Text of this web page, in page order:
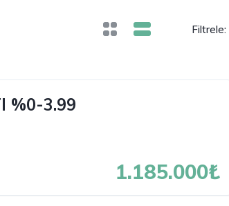
Filtrele:
%0-3.99
1.185.000₺